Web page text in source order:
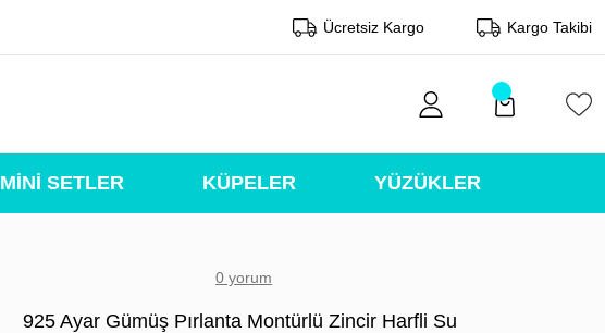
Ücretsiz Kargo Kargo Takibi
MİNİ SETLER KÜPELER YÜZÜKLER
0 yorum
925 Ayar Gümüş Pırlanta Montürlü Zincir Harfli Su